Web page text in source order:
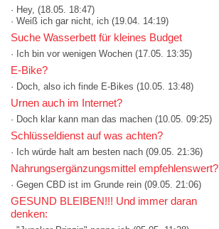
· Hey, (18.05. 18:47)
· Weiß ich gar nicht, ich (19.04. 14:19)
Suche Wasserbett für kleines Budget
· Ich bin vor wenigen Wochen (17.05. 13:35)
E-Bike?
· Doch, also ich finde E-Bikes (10.05. 13:48)
Urnen auch im Internet?
· Doch klar kann man das machen (10.05. 09:25)
Schlüsseldienst auf was achten?
· Ich würde halt am besten nach (09.05. 21:36)
Nahrungsergänzungsmittel empfehlenswert?
· Gegen CBD ist im Grunde rein (09.05. 21:06)
GESUND BLEIBEN!!! Und immer daran
denken: